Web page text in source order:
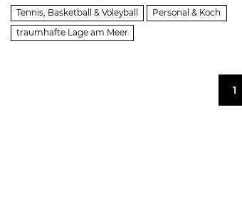
Tennis, Basketball & Voleyball
Personal & Koch
traumhafte Lage am Meer
1